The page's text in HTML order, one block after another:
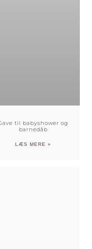
til babyshower og
barnedåb
LÆS MERE »